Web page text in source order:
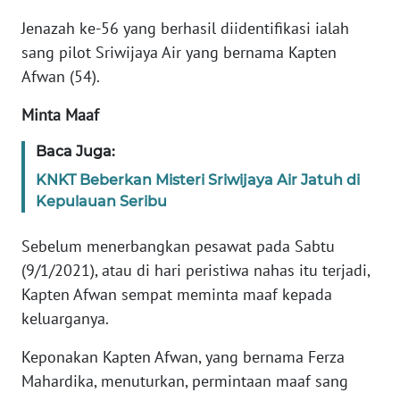
Jenazah ke-56 yang berhasil diidentifikasi ialah
sang pilot Sriwijaya Air yang bernama Kapten
Afwan (54).
Minta Maaf
Baca Juga:
KNKT Beberkan Misteri Sriwijaya Air Jatuh di
Kepulauan Seribu
Sebelum menerbangkan pesawat pada Sabtu
(9/1/2021), atau di hari peristiwa nahas itu terjadi,
Kapten Afwan sempat meminta maaf kepada
keluarganya.
Keponakan Kapten Afwan, yang bernama Ferza
Mahardika, menuturkan, permintaan maaf sang
IKLAN
TENTANG
PEDOMAN
SIBER
KARIR
DISCLAIMER
Wahana